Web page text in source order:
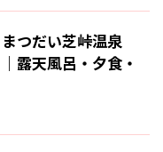
まつだい芝峠温泉
露天風呂・夕食・